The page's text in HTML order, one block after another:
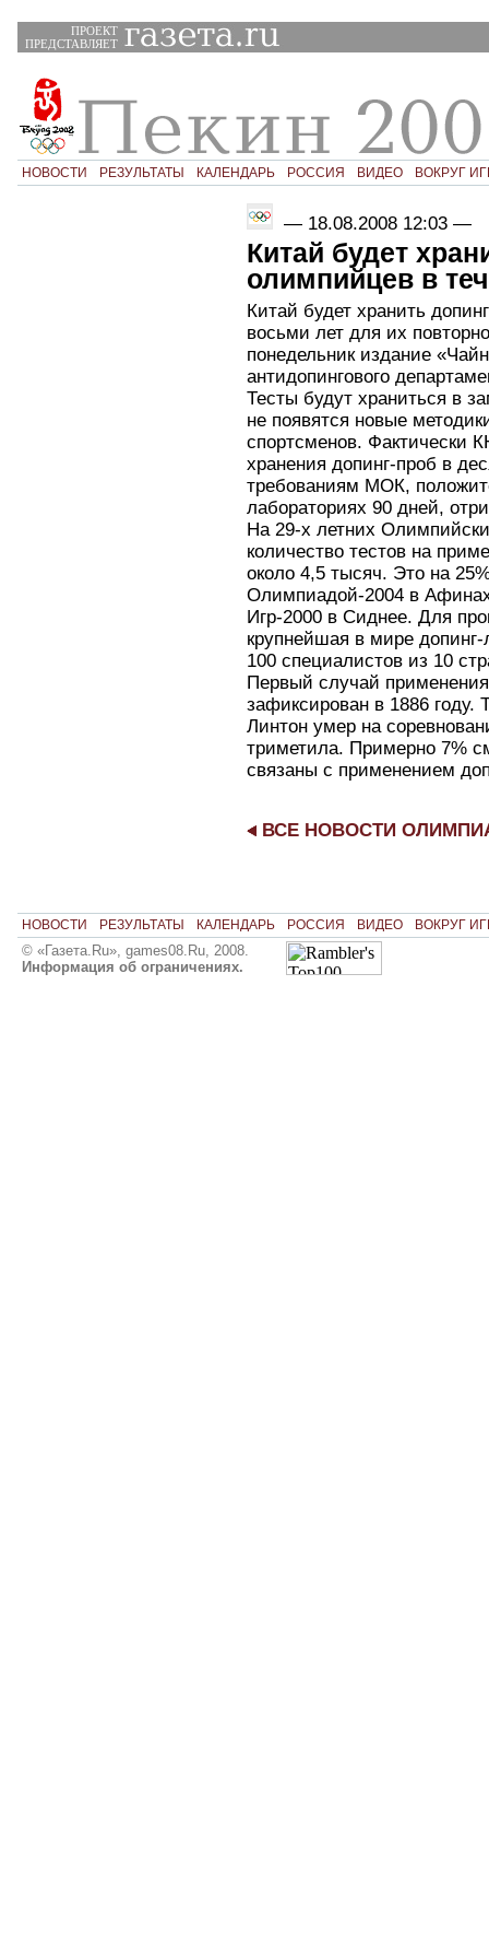
ПРОЕКТ
ПРЕДСТАВЛЯЕТ
НОВОСТИ РЕЗУЛЬТАТЫ КАЛЕНДАРЬ РОССИЯ ВИДЕО ВОКРУГ
— 18.08.2008 12:03 —
Китай будет
олимпийцев в
Китай будет хранить
восьми лет для их
понедельник издание
антидопингового
Тесты будут храниться в
не появятся новые
спортсменов. Фактически
хранения допинг-проб в
требованиям МОК,
лабораториях 90 дней,
На 29-х летних
количество тестов на
около 4,5 тысяч. Это на
Олимпиадой-2004 в
Игр-2000 в Сиднее. Для
крупнейшая в мире
100 специалистов из 10
Первый случай
зафиксирован в 1886 году.
Линтон умер на
триметила. Примерно 7%
связаны с применением
ВСЕ НОВОСТИ
НОВОСТИ РЕЗУЛЬТАТЫ КАЛЕНДАРЬ РОССИЯ ВИДЕО ВОКРУГ
© «Газета.Ru», games08.Ru, 2008.
Информация об ограничениях.